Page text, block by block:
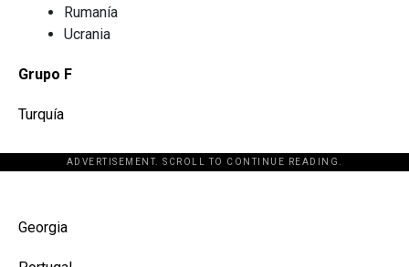
Rumanía
Ucrania
Grupo F
Turquía
ADVERTISEMENT. SCROLL TO CONTINUE READING.
Georgia